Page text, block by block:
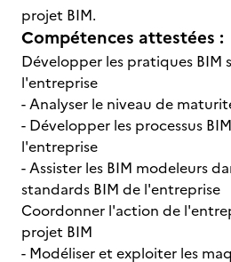
projet BIM.
Compétences attestées :
Développer les pratiques BIM
l'entreprise
- Analyser le niveau de
- Développer les processus
l'entreprise
- Assister les BIM modeleurs
standards BIM de l'entreprise
Coordonner l'action de
projet BIM
- Modéliser et exploiter les